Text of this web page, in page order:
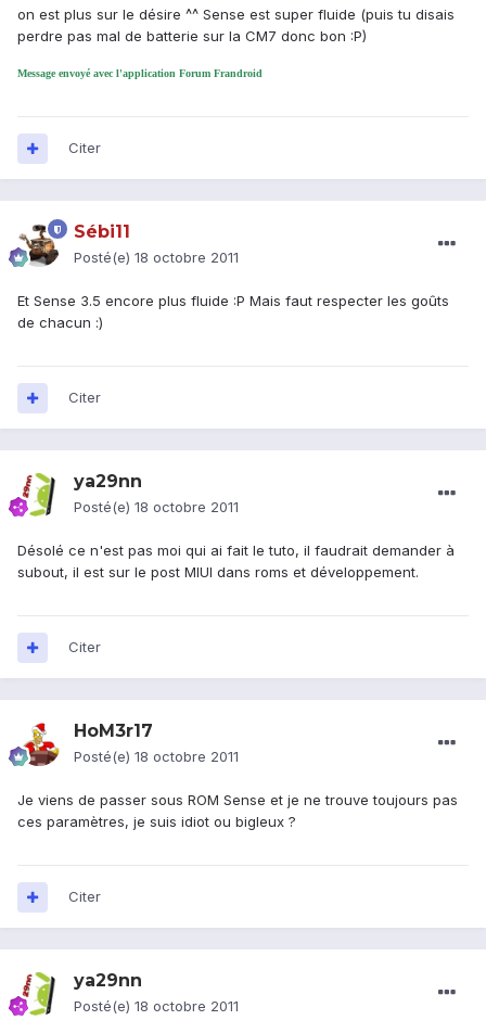
on est plus sur le désire ^^ Sense est super fluide (puis tu disais
perdre pas mal de batterie sur la CM7 donc bon :P)
Message envoyé avec l'application Forum Frandroid
Citer
Sébi11
Posté(e) 18 octobre 2011
Et Sense 3.5 encore plus fluide :P Mais faut respecter les goûts
de chacun :)
Citer
ya29nn
Posté(e) 18 octobre 2011
Désolé ce n'est pas moi qui ai fait le tuto, il faudrait demander à
subout, il est sur le post MIUI dans roms et développement.
Citer
HoM3r17
Posté(e) 18 octobre 2011
Je viens de passer sous ROM Sense et je ne trouve toujours pas
ces paramètres, je suis idiot ou bigleux ?
Citer
ya29nn
Posté(e) 18 octobre 2011